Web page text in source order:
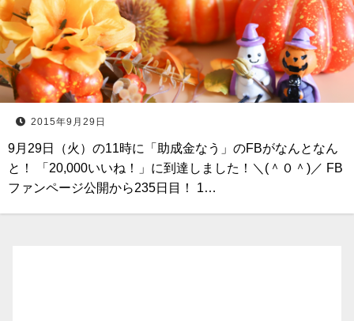
2015年9月29日
9月29日（火）の11時に「助成金なう」のFBがなんとなん
と！ 「20,000いいね！」に到達しました！＼(＾０＾)／ FB
ファンページ公開から235日目！ 1…